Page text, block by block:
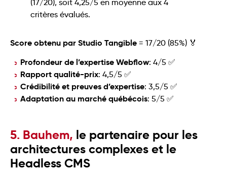
Score obtenu par Studio Tangible = 17/20 (85%) 🏅
Profondeur de l’expertise Webflow: 4/5 ✅
Rapport qualité-prix: 4,5/5 ✅
Crédibilité et preuves d’expertise: 3,5/5 ✅
Adaptation au marché québécois: 5/5 ✅
5. Bauhem, le partenaire pour les
architectures complexes et le
Headless CMS